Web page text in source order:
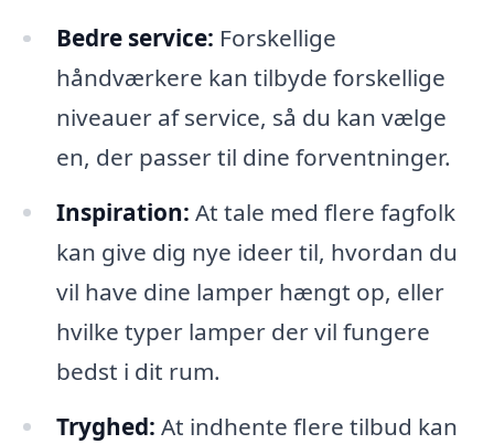
Bedre service: Forskellige
håndværkere kan tilbyde forskellige
niveauer af service, så du kan vælge
en, der passer til dine forventninger.
Inspiration: At tale med flere fagfolk
kan give dig nye ideer til, hvordan du
vil have dine lamper hængt op, eller
hvilke typer lamper der vil fungere
bedst i dit rum.
Tryghed: At indhente flere tilbud kan